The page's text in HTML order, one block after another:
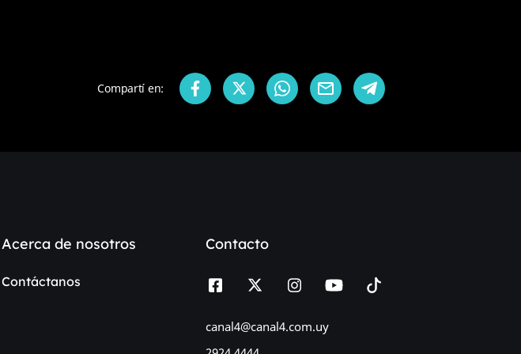
Compartí en:
Acerca de nosotros
Contáctanos
Contacto
canal4@canal4.com.uy